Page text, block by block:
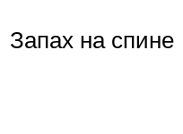
Запах на спине